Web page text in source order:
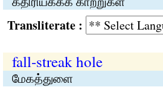
:
fall-streak hole
மேகத்துளை